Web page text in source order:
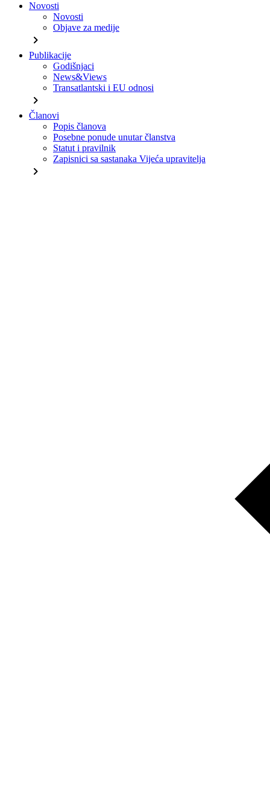
Novosti
Novosti
Objave za medije
chevron_right
Publikacije
Godišnjaci
News&Views
Transatlantski i EU odnosi
chevron_right
Članovi
Popis članova
Posebne ponude unutar članstva
Statut i pravilnik
Zapisnici sa sastanaka Vijeća upravitelja
chevron_right